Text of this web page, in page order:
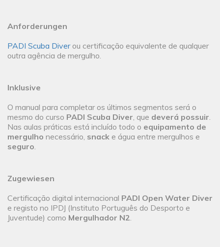
Anforderungen
PADI Scuba Diverou certificação equivalente de qualquer
outra agência de mergulho.
Inklusive
O manual para completar os últimos segmentos será o
mesmo do curso PADI Scuba Diver, que deverá possuir.
Nas aulas práticas está incluído todo o equipamento de
mergulho necessário, snack e água entre mergulhos e
seguro.
Zugewiesen
Certificação digital internacional PADI Open Water Diver
e registo no IPDJ (Instituto Português do Desporto e
Juventude) como Mergulhador N2.